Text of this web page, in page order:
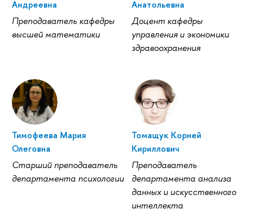
Андреевна
Преподаватель кафедры
высшей математики
Анатольевна
Доцент кафедры
управления и экономики
здравоохранения
Тимофеева Мария
Олеговна
Старший преподаватель
департамента психологии
Томащук Корней
Кириллович
Преподаватель
департамента анализа
данных и искусственного
интеллекта